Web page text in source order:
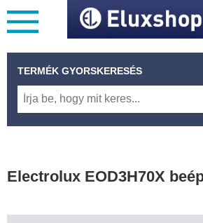
TERMÉK GYORSKERESÉS
Electrolux EOD3H70X